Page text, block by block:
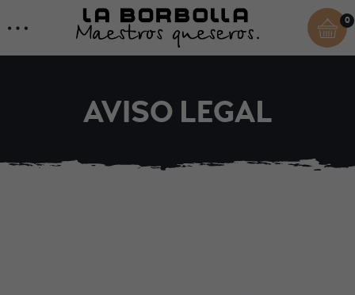
0
AVISO LEGAL